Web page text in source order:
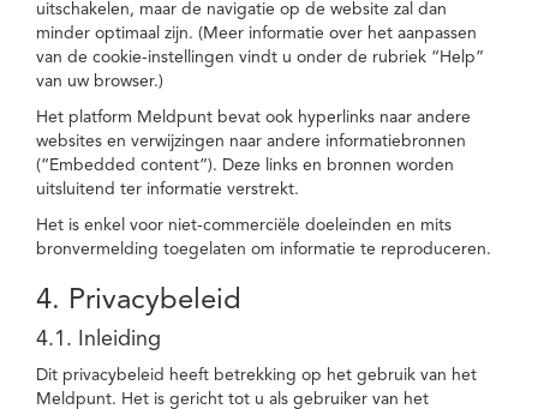
uitschakelen, maar de navigatie op de website zal dan
minder optimaal zijn. (Meer informatie over het aanpassen
van de cookie-instellingen vindt u onder de rubriek “Help”
van uw browser.)
Het platform Meldpunt bevat ook hyperlinks naar andere
websites en verwijzingen naar andere informatiebronnen
(“Embedded content”). Deze links en bronnen worden
uitsluitend ter informatie verstrekt.
Het is enkel voor niet-commerciële doeleinden en mits
bronvermelding toegelaten om informatie te reproduceren.
4. Privacybeleid
4.1. Inleiding
Dit privacybeleid heeft betrekking op het gebruik van het
Meldpunt. Het is gericht tot u als gebruiker van het